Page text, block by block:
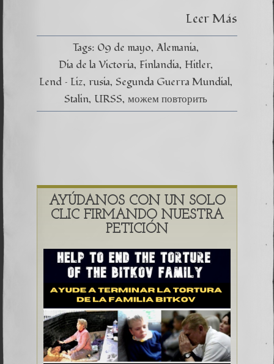
Leer Más
Tags: 09 de mayo Alemania
Dia de la Victoria Finlandia Hitler
Lend – Liz rusia Segunda Guerra Mundial
Stalin URSS можем повторить
AYÚDANOS CON UN SOLO
CLIC FIRMANDO NUESTRA
PETICIÓN